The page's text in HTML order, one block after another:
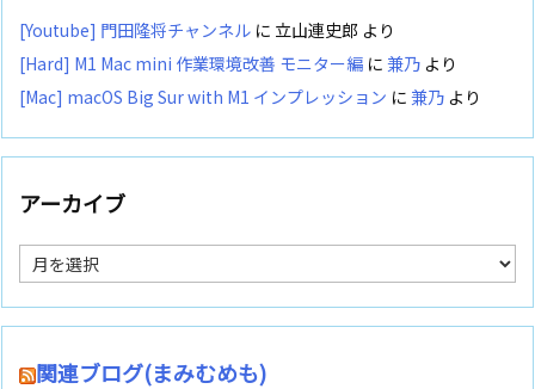
[Youtube] 門田隆将チャンネル に 立山連史郎 より
[Hard] M1 Mac mini 作業環境改善 モニター編 に 兼乃 より
[Mac] macOS Big Sur with M1 インプレッション に 兼乃 より
アーカイブ
ア
ー
カ
イ
関連ブログ(まみむめも)